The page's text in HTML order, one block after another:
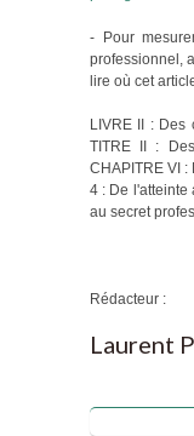
- Pour
professionnel,
lire où cet
LIVRE II : Des
TITRE II :
CHAPITRE VI :
4 : De l'atteinte
au secret
Rédacteur :
Laurent